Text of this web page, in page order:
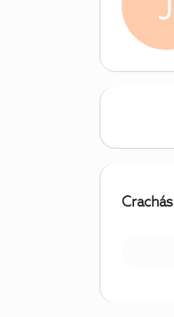
Crachás